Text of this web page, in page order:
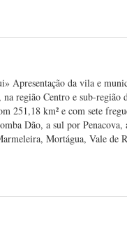
Apresentação da vila e
região Centro e sub-
251,18 km² e com sete
Dão, a sul por
Mortágua, Vale de